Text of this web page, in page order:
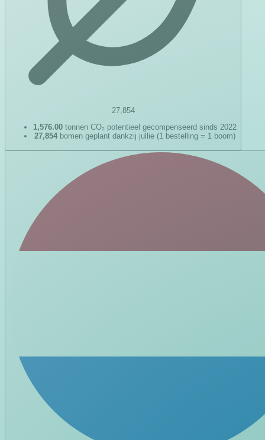
27,854
1,576.00 tonnen CO₂ potentieel gecompenseerd sinds 2022
27,854 bomen geplant dankzij jullie (1 bestelling = 1 boom)